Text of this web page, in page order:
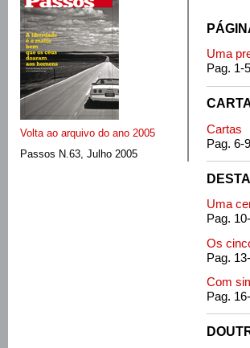
Volta ao arquivo do ano 2005
Passos N.63, Julho 2005
Uma
Pag. 1-
Cartas
Pag. 6-9
Uma
Pag.
Os
Pag.
Com
Pag.